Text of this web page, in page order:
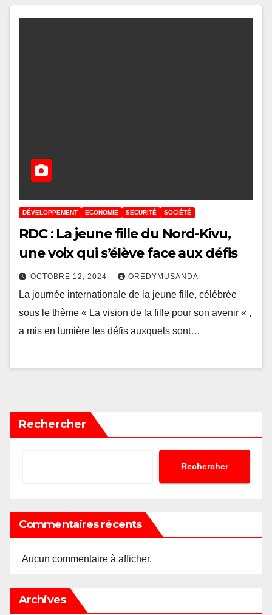
DÉVELOPPEMENT ECONOMIE SECURITÉ SOCIÉTÉ
RDC : La jeune fille du Nord-Kivu,
une voix qui s’élève face aux défis
OCTOBRE 12, 2024 OREDYMUSANDA
La journée internationale de la jeune fille, célébrée
sous le thème « La vision de la fille pour son avenir « ,
a mis en lumière les défis auxquels sont…
Rechercher
Rechercher
Commentaires récents
Aucun commentaire à afficher.
Archives